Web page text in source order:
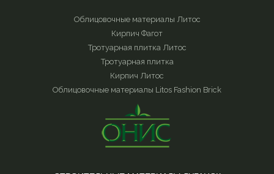
Облицовочные материалы Литос
Кирпич Фагот
Тротуарная плитка Литос
Тротуарная плитка
Кирпич Литос
Облицовочные материалы Litos Fashion Brick